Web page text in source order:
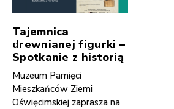
Tajemnica
drewnianej figurki –
Spotkanie z historią
Muzeum Pamięci
Mieszkańców Ziemi
Oświęcimskiej zaprasza na